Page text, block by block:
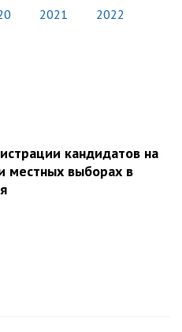
2021 2022
кандидатов на
местных выборах в